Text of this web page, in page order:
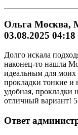
Ольга Москва,
03.08.2025 04:18
Долго искала
наконец-то нашла
идеальным для моих
прокладки тонкие и
удобная, прокладки
отличный вариант!
Ответ